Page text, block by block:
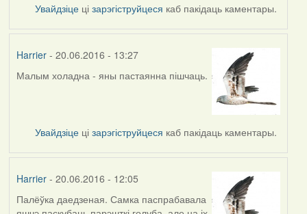
Увайдзіце цізарэгіструйцеся каб пакідаць каментары.
Harrier- 20.06.2016 - 13:27
Малым холадна - яны пастаянна пішчаць.
Увайдзіце цізарэгіструйцеся каб пакідаць каментары.
Harrier- 20.06.2016 - 12:05
Палёўка даедзеная. Самка паспрабавала